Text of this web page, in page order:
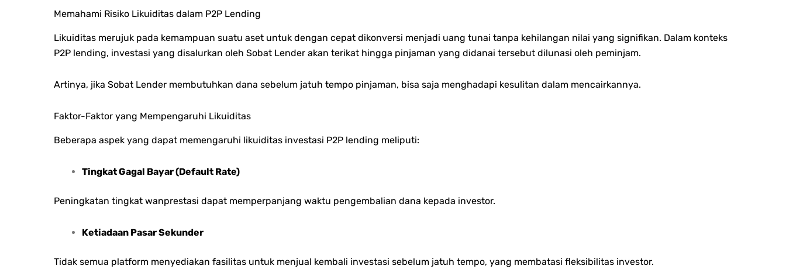
Memahami Risiko Likuiditas dalam P2P Lending
Likuiditas merujuk pada kemampuan suatu aset untuk dengan cepat dikonversi menjadi uang tunai tanpa kehilangan nilai yang signifikan. Dalam konteks
P2P lending, investasi yang disalurkan oleh Sobat Lender akan terikat hingga pinjaman yang didanai tersebut dilunasi oleh peminjam.
Artinya, jika Sobat Lender membutuhkan dana sebelum jatuh tempo pinjaman, bisa saja menghadapi kesulitan dalam mencairkannya.
Faktor-Faktor yang Mempengaruhi Likuiditas
Beberapa aspek yang dapat memengaruhi likuiditas investasi P2P lending meliputi:
Tingkat Gagal Bayar (Default Rate)
Peningkatan tingkat wanprestasi dapat memperpanjang waktu pengembalian dana kepada investor.
Ketiadaan Pasar Sekunder
Tidak semua platform menyediakan fasilitas untuk menjual kembali investasi sebelum jatuh tempo, yang membatasi fleksibilitas investor.